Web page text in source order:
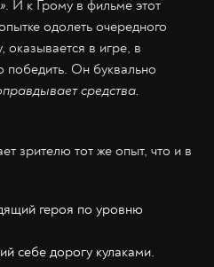
. И к Грому в фильме этот
одолеть очередного
оказывается в игре, в
победить. Он буквально
средства.
зрителю тот же опыт, что и в
героя по уровню
себе дорогу кулаками.